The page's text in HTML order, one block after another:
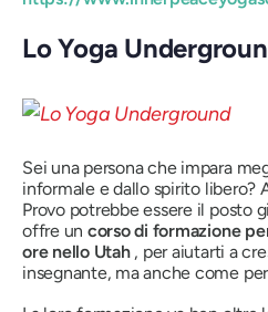
Lo Yoga
Sei una persona che impara
informale e dallo spirito libero?
Provo potrebbe essere il posto
offre un corso di formazione
ore nello Utah, per aiutarti a
insegnante, ma anche come